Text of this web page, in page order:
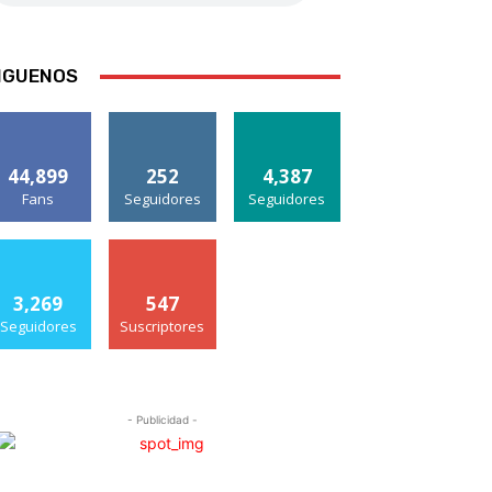
44,899
Fans
252
Seguidores
4,387
Seguidores
3,269
Seguidores
547
Suscriptores
- Publicidad -